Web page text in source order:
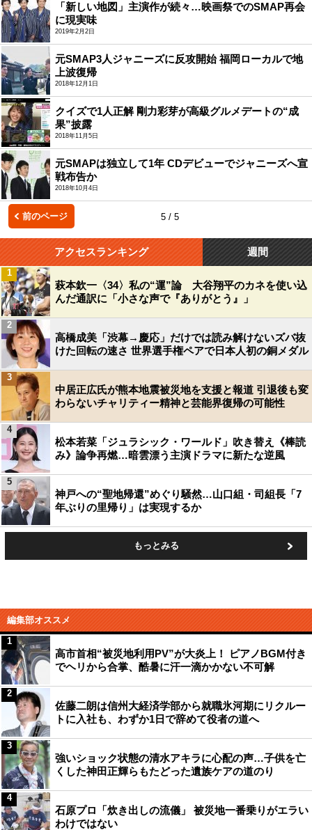
「新しい地図」主演作が続々…映画祭でのSMAP再会
に現実味
2019年2月2日
元SMAP3人ジャニーズに反攻開始 福岡ローカルで地
上波復帰
2018年12月1日
クイズで1人正解 剛力彩芽が高級グルメデートの“成
果”披露
2018年11月5日
元SMAPは独立して1年 CDデビューでジャニーズへ宣
戦布告か
2018年10月4日
前のページ 5 / 5
アクセスランキング 週間
萩本欽一〈34〉私の“運”論 大谷翔平のカネを使い込
んだ通訳に「小さな声で『ありがとう』」
1
高橋成美「渋幕→慶応」だけでは読み解けないズバ抜
けた回転の速さ 世界選手権ペアで日本人初の銅メダル
2
中居正広氏が熊本地震被災地を支援と報道 引退後も変
わらないチャリティー精神と芸能界復帰の可能性
3
松本若菜「ジュラシック・ワールド」吹き替え《棒読
み》論争再燃…暗雲漂う主演ドラマに新たな逆風
4
神戸への“聖地帰還”めぐり騒然…山口組・司組長「7
年ぶりの里帰り」は実現するか
5
もっとみる
編集部オススメ
高市首相“被災地利用PV”が大炎上！ ピアノBGM付き
でヘリから合掌、酷暑に汗一滴かかない不可解
1
佐藤二朗は信州大経済学部から就職氷河期にリクルー
トに入社も、わずか1日で辞めて役者の道へ
2
強いショック状態の清水アキラに心配の声…子供を亡
くした神田正輝らもたどった遺族ケアの道のり
3
石原プロ「炊き出しの流儀」 被災地一番乗りがエラい
わけではない
4